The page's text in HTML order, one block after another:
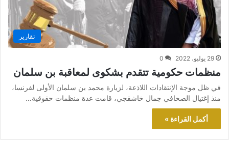
تقارير
29 يوليو، 2022 0
منظمات حكومية تتقدم بشكوى لمعاقبة بن سلمان
في ظل موجة الإنتقادات اللاذعة، لزيارة محمد بن سلمان الأولى لفرنسا،
منذ إغتيال الصحافي جمال خاشقجي، قامت عدة منظمات حقوقية…
أكمل القراءة »